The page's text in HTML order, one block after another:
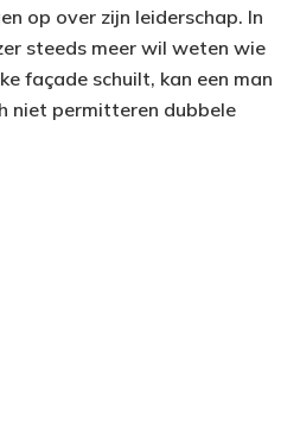
op over zijn leiderschap. In
steeds meer wil weten wie
façade schuilt, kan een man
niet permitteren dubbele